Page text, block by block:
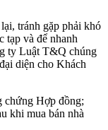
tránh gặp phải khó
tạp và để nhanh
ty Luật T&Q chúng
diện cho Khách
chứng Hợp đồng;
khi mua bán nhà